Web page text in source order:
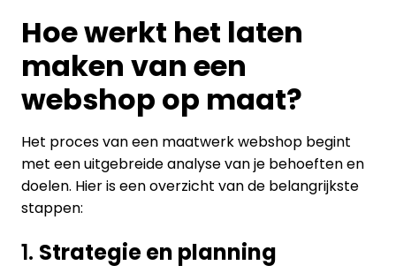
Hoe werkt het laten
maken van een
webshop op maat?
Het proces van een maatwerk webshop begint
met een uitgebreide analyse van je behoeften en
doelen. Hier is een overzicht van de belangrijkste
stappen:
1. Strategie en planning